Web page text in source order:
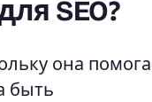
SEO?
она
быть